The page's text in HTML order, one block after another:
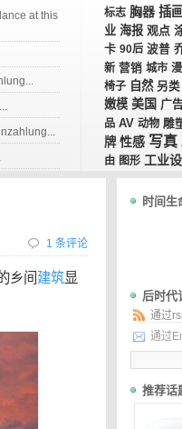
at this
标志 胸器 插
业 海报 观点
卡 90后 波普
新 营销 城市
椅子 自然 另类
嫩模 美国 广
品 AV 动物 雕
牌 性感 写真
由 图形 工业
1 条评论
乡间 建筑显
时间生
后时代
通过
通过
推荐话